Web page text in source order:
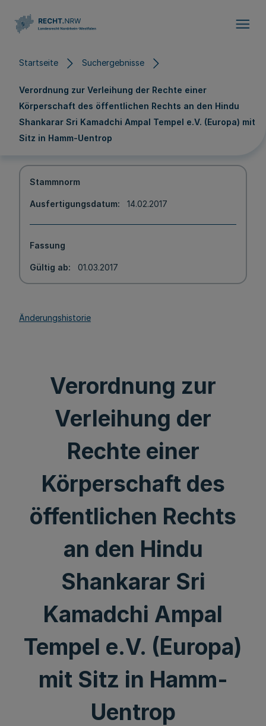
Startseite Suchergebnisse
Verordnung zur Verleihung der Rechte einer
Körperschaft des öffentlichen Rechts an den Hindu
Shankarar Sri Kamadchi Ampal Tempel e.V. (Europa) mit
Sitz in Hamm-Uentrop
Stammnorm
Ausfertigungsdatum 14.02.2017
Fassung
Gültig ab 01.03.2017
Änderungshistorie
Verordnung zur
Verleihung der
Rechte einer
Körperschaft des
öffentlichen Rechts
an den Hindu
Shankarar Sri
Kamadchi Ampal
Tempel e.V. (Europa)
mit Sitz in Hamm-
Uentrop